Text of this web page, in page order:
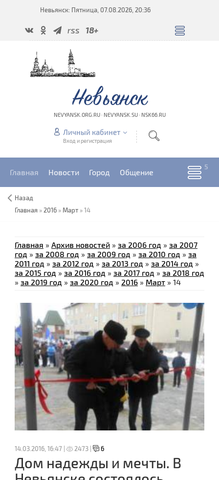
Невьянск: Пятница, 07.08.2026, 20:36
rss 18+
Невьянск
NEVYANSK.ORG.RU · NEVYANSK.SU · NSK66.RU
Личный кабинет
Вход и регистрация
Главная Новости Город Общение
Назад
Главная » 2016 » Март »14
Главная » Архив новостей » за 2006 год » за 2007
год » за 2008 год » за 2009 год » за 2010 год » за
2011 год » за 2012 год » за 2013 год » за 2014 год »
за 2015 год » за 2016 год » за 2017 год » за 2018 год
» за 2019 год » за 2020 год » 2016 » Март » 14
14.03.2016, 16:47 | 2473 | 6
Дом надежды и мечты. В